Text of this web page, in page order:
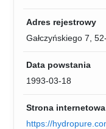
Adres rejestrowy
Gałczyńskiego 7,
Data powstania
1993-03-18
Strona internetowa
https://